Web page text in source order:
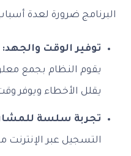
البرنامج ضرورة لعدة
توفير الوقت والجهد:
يقوم النظام بجمع
يقلل الأخطاء ويوفر
تجربة سلسة
التسجيل عبر